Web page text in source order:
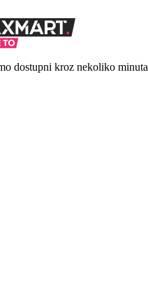
dostupni kroz nekoliko minuta